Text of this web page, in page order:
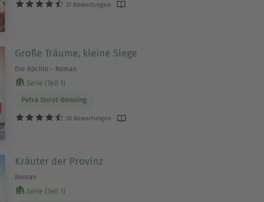
37 Bewertungen
Große Träume, kleine Siege
Die Köchin - Roman
Serie (Teil 1)
Petra Durst-Benning
30 Bewertungen
Kräuter der Provinz
Roman
Serie (Teil 1)